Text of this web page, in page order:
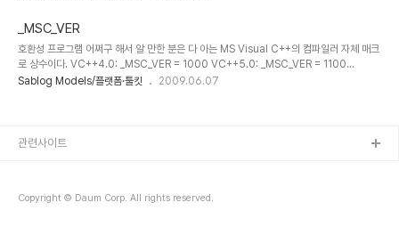
옵션에 따라 결정된다. 변수 상수 (L"...") 1B/확장 문자열 유니코드(2B) 문자열 1B/확장 문
자열 유니코드(2B) 문자열 플랫폼 대응 문자열 플랫폼 대응 문자열 char * wchar *
const char * const wchar * t_char * const t_char * PSTR / LPSTR PWSTR /
LPWST..
_MSC_VER
호환성 프로그램 어쩌구 해서 알 만한 분은 다 아는 MS Visual C++의 컴파일러 자체 매크
로 상수이다. VC++4.0: _MSC_VER = 1000 VC++5.0: _MSC_VER = 1100
VC++6.0: _MSC_VER = 1200 VC++7.0: _MSC_VER = 1300 VC++8.0:
(_MSC_VER < 1500) __int64 i64 = 0x57bf406691032708;..
Sablog Models/플랫폼·툴킷 2009.06.07
Copyright © Daum Corp. All rights reserved.
관련사이트